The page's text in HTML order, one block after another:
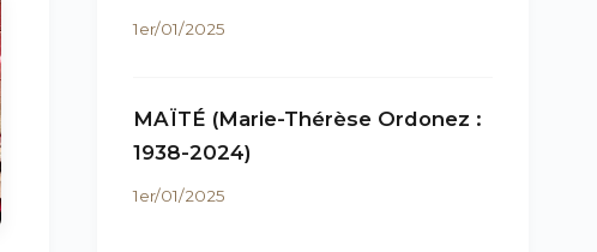
1er/01/2025
MAÏTÉ (Marie-Thérèse Ordonez :
1938-2024)
1er/01/2025